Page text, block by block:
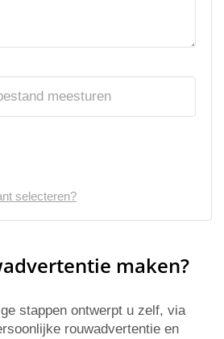
meesturen
selecteren?
maken?
stappen ontwerpt u zelf, via
rouwadvertentie en